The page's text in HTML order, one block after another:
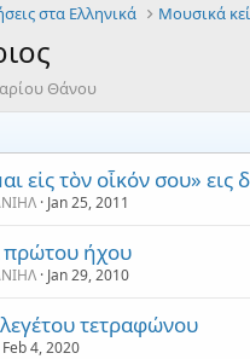
στα Ελληνικά Μουσικά
Θάνου
εἰς τὸν οἶκόν σου»
Jan 25, 2011
πρώτου ήχου
Jan 29, 2010
τετραφώνου
Feb 4, 2020